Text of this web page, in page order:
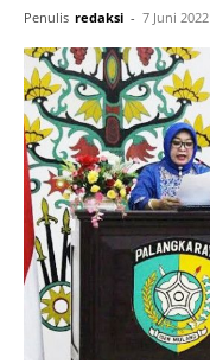
Penulis redaksi - 7 Juni 2022